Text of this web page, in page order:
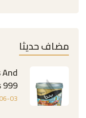
مضاف حديثا
999
03